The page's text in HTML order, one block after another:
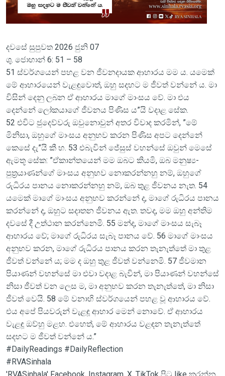
දවසේ සුපුවත 2026 ජුනි 07
ශු. ජොහාන් 6: 51 – 58
51 ස්වර්ගයෙන් පහළ වන ජීවනදායක ආහාරය මම ය. යමෙක්
මේ ආහාරයෙන් වැළඳුවොත්, ඔහු සදහට ම ජීවත් වන්නේ ය. මා
විසින් දෙනු ලබන ඒ ආහාරය මාගේ මාංසය වේ. මා එය
දෙන්නේ ලෝකයාගේ ජීවනය පිණිස ය”යි වදාළ සේක.
52 එවිට ජුදෙව්වරු ඔවුනොවුන් අතර විවාද කරමින්, ”මේ
මිනිසා, ඔහුගේ මාංසය අනුභව කරන පිණිස අපට දෙන්නේ
කෙසේ දැ”යි කී හ. 53 එබැවින් ජේසුස් වහන්සේ ඔවුන් මෙසේ
ඇමතූ සේක: ”ඒකාන්තයෙන් මම ඔබට කියමි, ඔබ මනුෂ්‍ය-
පුත්‍රයාණන්ගේ මාංසය අනුභව නොකරන්නහු නම්, ඔහුගේ
රුධිරය පානය නොකරන්නහු නම්, ඔබ තුළ ජීවනය නැත. 54
යමෙක් මාගේ මාංසය අනුභව කරන්නේ ද, මාගේ රුධිරය පානය
කරන්නේ ද, ඔහුට සදාතන ජීවනය ඇත. තවද, මම ඔහු අන්තිම
දවසේ දී උත්ථාන කරන්නෙමි. 55 මන්ද, මාගේ මාංසය සැබෑ
ආහාරය වේ; මාගේ රුධිරය සැබෑ පානය වේ. 56 මාගේ මාංසය
අනුභව කරන, මාගේ රුධිරය පානය කරන තැනැත්තේ මා තුළ
ජීවත් වන්නේ ය; මම ද ඔහු තුළ ජීවත් වන්නෙමි. 57 ජීවමාන
පියාණන් වහන්සේ මා එවා වදාළ බැවින්, මා පියාණන් වහන්සේ
නිසා ජීවත් වන ලෙස ම, මා අනුභව කරන තැනැත්තේ, මා නිසා
ජීවත් වෙයි. 58 මේ වනාහි ස්වර්ගයෙන් පහළ වූ ආහාරය වේ.
එය අපේ පියවරුන් වැළඳූ ආහාර මෙන් නොවේ. ඒ ආහාරය
වැළඳූ ඔව්හු මළහ. එහෙත්, මේ ආහාරය වළඳන තැනැත්තේ
සදහට ම ජීවත් වන්නේ ය.”
#DailyReadings #DailyReflection
#RVASinhala